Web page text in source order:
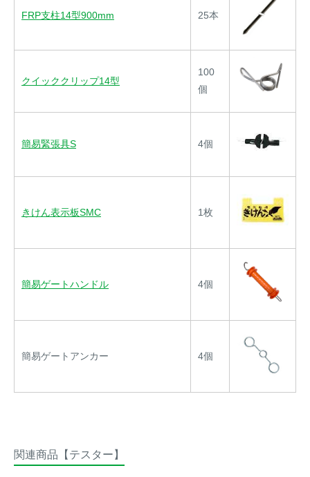
FRP支柱14型900mm 25本
クイッククリップ14型
100
個
簡易緊張具S 4個
きけん表示板SMC 1枚
簡易ゲートハンドル 4個
簡易ゲートアンカー 4個
関連商品【テスター】